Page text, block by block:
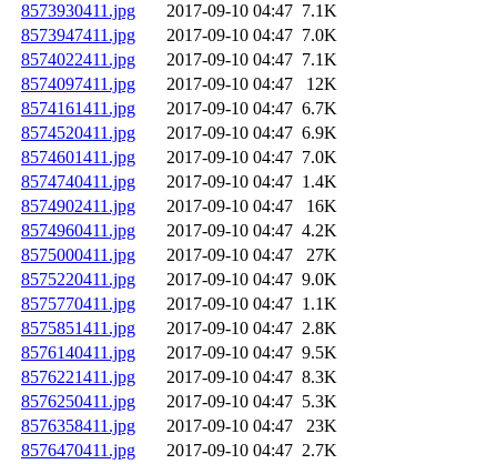
8573930411.jpg
2017-09-10 04:47 7.1K
8573947411.jpg
2017-09-10 04:47 7.0K
8574022411.jpg
2017-09-10 04:47 7.1K
8574097411.jpg
2017-09-10 04:47
12K
8574161411.jpg
2017-09-10 04:47 6.7K
8574520411.jpg
2017-09-10 04:47 6.9K
8574601411.jpg
2017-09-10 04:47 7.0K
8574740411.jpg
2017-09-10 04:47 1.4K
8574902411.jpg
2017-09-10 04:47
16K
8574960411.jpg
2017-09-10 04:47 4.2K
8575000411.jpg
2017-09-10 04:47
27K
8575220411.jpg
2017-09-10 04:47 9.0K
8575770411.jpg
2017-09-10 04:47 1.1K
8575851411.jpg
2017-09-10 04:47 2.8K
8576140411.jpg
2017-09-10 04:47 9.5K
8576221411.jpg
2017-09-10 04:47 8.3K
8576250411.jpg
2017-09-10 04:47 5.3K
8576358411.jpg
2017-09-10 04:47
23K
8576470411.jpg
2017-09-10 04:47 2.7K